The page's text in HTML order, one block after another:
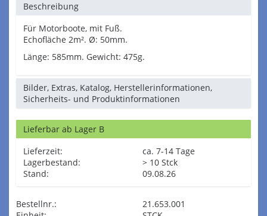
Beschreibung
Für Motorboote, mit Fuß.
Echofläche 2m². Ø: 50mm.
Länge: 585mm. Gewicht: 475g.
Bilder, Extras, Katalog, Herstellerinformationen,
Sicherheits- und Produktinformationen
Lieferbar ab Lager B
Lieferzeit:
ca. 7-14 Tage
Lagerbestand:
> 10 Stck
Stand:
09.08.26
Bestellnr.:
21.653.001